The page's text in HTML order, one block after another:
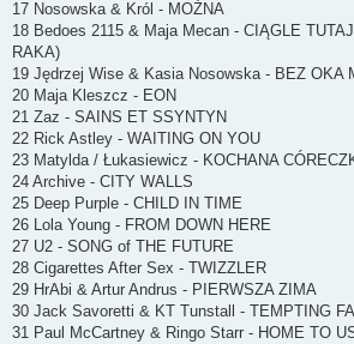
17 Nosowska & Król - MOŻNA
18 Bedoes 2115 & Maja Mecan - CIĄGLE
RAKA)
19 Jędrzej Wise & Kasia Nosowska - BEZ OKA
20 Maja Kleszcz - EON
21 Zaz - SAINS ET SSYNTYN
22 Rick Astley - WAITING ON YOU
23 Matylda / Łukasiewicz - KOCHANA
24 Archive - CITY WALLS
25 Deep Purple - CHILD IN TIME
26 Lola Young - FROM DOWN HERE
27 U2 - SONG of THE FUTURE
28 Cigarettes After Sex - TWIZZLER
29 HrAbi & Artur Andrus - PIERWSZA ZIMA
30 Jack Savoretti & KT Tunstall - TEMPTING
31 Paul McCartney & Ringo Starr - HOME TO